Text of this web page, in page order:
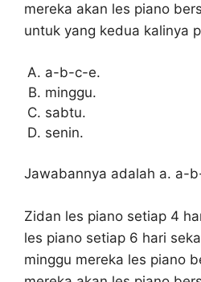
mereka akan les piano
untuk yang kedua kalinya
a-b-c-e.
minggu.
sabtu.
senin.
Jawabannya adalah a. a-
Zidan les piano setiap 4
les piano setiap 6 hari
minggu mereka les piano